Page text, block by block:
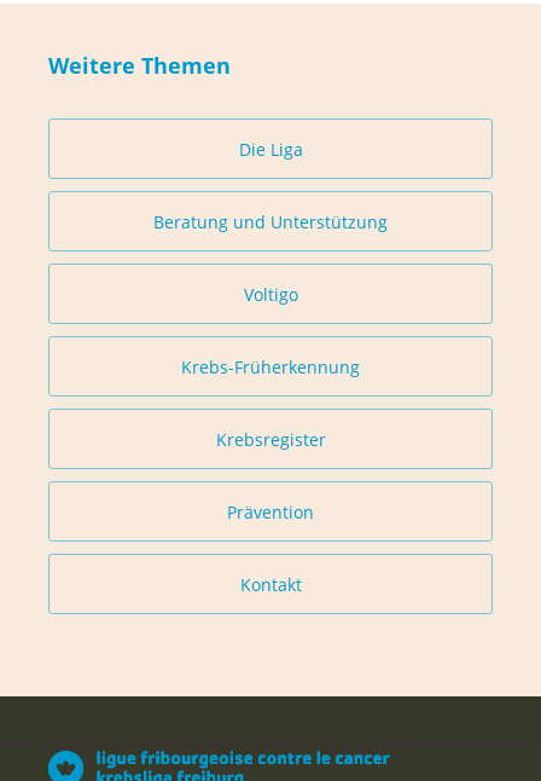
Weitere Themen
Die Liga
Beratung und Unterstützung
Voltigo
Krebs-Früherkennung
Krebsregister
Prävention
Kontakt